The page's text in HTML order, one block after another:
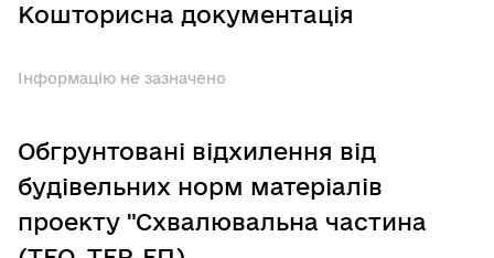
Кошторисна документація
Інформацію не зазначено
Обгрунтовані відхилення від
будівельних норм матеріалів
проекту "Схвалювальна частина